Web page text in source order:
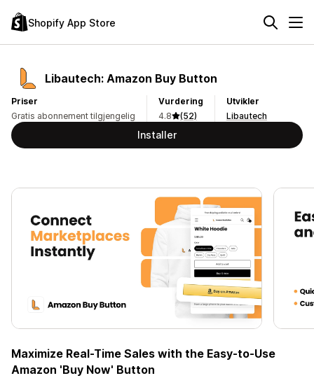
Shopify App Store
Libautech: Amazon Buy Button
Priser
Gratis abonnement tilgjengelig
Vurdering
4.8
(52)
Utvikler
Libautech
Installer
Maximize Real-Time Sales with the Easy-to-Use
Amazon 'Buy Now' Button